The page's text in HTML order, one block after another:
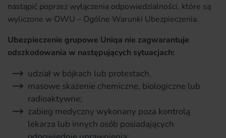
nastąpić poprzez wyłączenia odpowiedzialności, które są
wyliczone w OWU – Ogólne Warunki Ubezpieczenia.
Ubezpieczenie grupowe Uniqa nie zagwarantuje
odszkodowania w następujących sytuacjach:
udział w bójkach lub protestach,
masowe skażenie chemiczne, biologiczne lub
radioaktywne;
zabieg medyczny wykonany poza kontrolą
lekarza lub innych osób posiadających